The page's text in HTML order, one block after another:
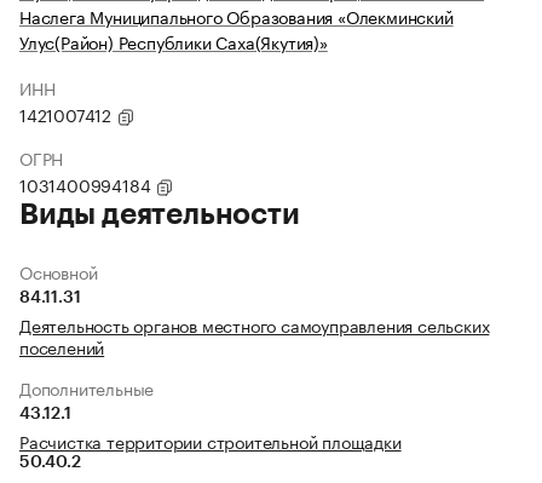
Наслега Муниципального Образования «Олекминский
Улус(Район) Республики Саха(Якутия)»
ИНН
1421007412
ОГРН
1031400994184
Виды деятельности
Основной
84.11.31
Деятельность органов местного самоуправления сельских
поселений
Дополнительные
43.12.1
Расчистка территории строительной площадки
50.40.2